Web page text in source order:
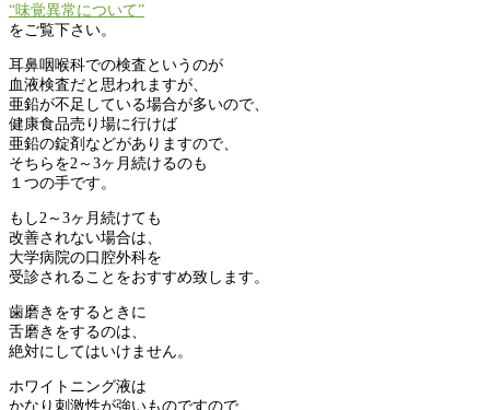
“味覚異常について”
をご覧下さい。
耳鼻咽喉科での検査というのが
血液検査だと思われますが、
亜鉛が不足している場合が多いので、
健康食品売り場に行けば
亜鉛の錠剤などがありますので、
そちらを2～3ヶ月続けるのも
１つの手です。
もし2～3ヶ月続けても
改善されない場合は、
大学病院の口腔外科を
受診されることをおすすめ致します。
歯磨きをするときに
舌磨きをするのは、
絶対にしてはいけません。
ホワイトニング液は
かなり刺激性が強いものですので、